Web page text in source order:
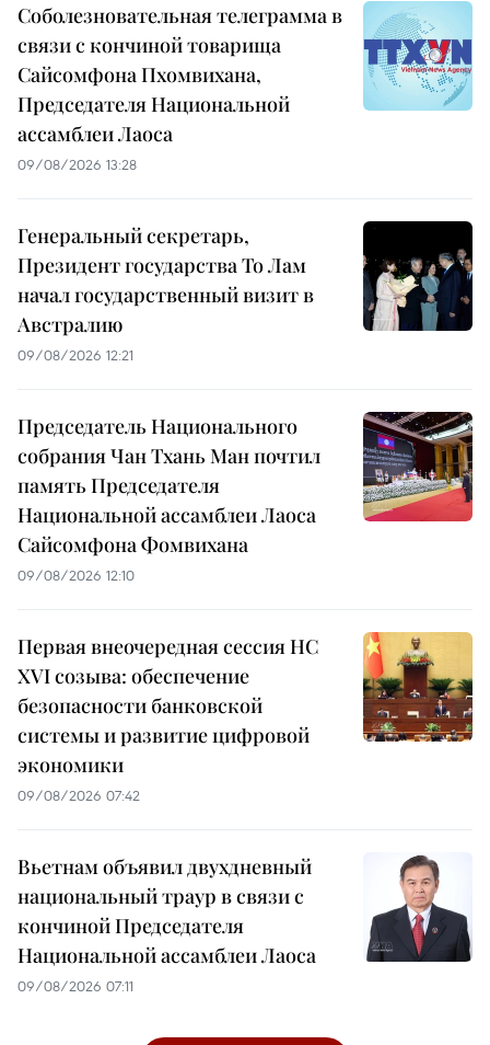
Соболезновательная телеграмма в
связи с кончиной товарища
Сайсомфона Пхомвихана,
Председателя Национальной
ассамблеи Лаоса
09/08/2026 13:28
Генеральный секретарь,
Президент государства То Лам
начал государственный визит в
Австралию
09/08/2026 12:21
Председатель Национального
собрания Чан Тхань Ман почтил
память Председателя
Национальной ассамблеи Лаоса
Сайсомфона Фомвихана
09/08/2026 12:10
Первая внеочередная сессия НС
XVI созыва: обеспечение
безопасности банковской
системы и развитие цифровой
экономики
09/08/2026 07:42
Вьетнам объявил двухдневный
национальный траур в связи с
кончиной Председателя
Национальной ассамблеи Лаоса
09/08/2026 07:11